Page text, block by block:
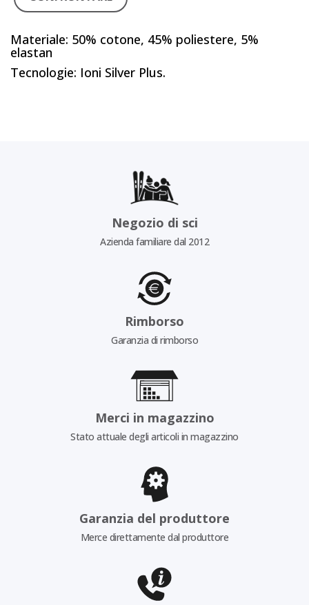
Materiale: 50% cotone, 45% poliestere, 5%
elastan
Tecnologie: Ioni Silver Plus.
Negozio di sci
Azienda familiare dal 2012
Rimborso
Garanzia di rimborso
Merci in magazzino
Stato attuale degli articoli in magazzino
Garanzia del produttore
Merce direttamente dal produttore